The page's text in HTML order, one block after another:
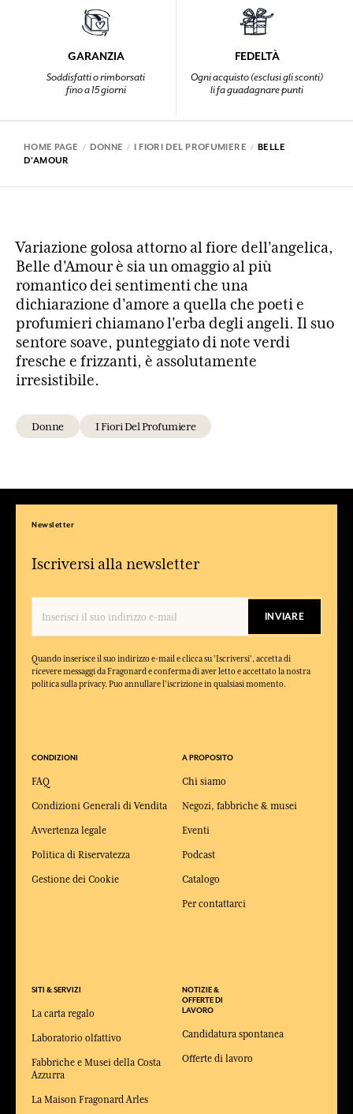
GARANZIA
Soddisfatti o rimborsati
fino a 15 giorni
FEDELTÀ
Ogni acquisto (esclusi gli sconti)
li fa guadagnare punti
HOME PAGE DONNE I FIORI DEL PROFUMIERE
BELLE
D'AMOUR
Variazione golosa attorno al fiore dell'angelica,
Belle d'Amour è sia un omaggio al più
romantico dei sentimenti che una
dichiarazione d'amore a quella che poeti e
profumieri chiamano l'erba degli angeli. Il suo
sentore soave, punteggiato di note verdi
fresche e frizzanti, è assolutamente
irresistibile.
Donne I Fiori Del Profumiere
Newsletter
Iscriversi alla newsletter
INVIARE
Quando inserisce il suo indirizzo e-mail e clicca su 'Iscriversi', accetta di
ricevere messaggi da Fragonard e conferma di aver letto e accettato la nostra
politica sulla privacy. Puo annullare l'iscrizione in qualsiasi momento.
CONDIZIONI
FAQ
Condizioni Generali di Vendita
Avvertenza legale
Politica di Riservatezza
Gestione dei Cookie
SITI & SERVIZI
La carta regalo
Laboratorio olfattivo
Fabbriche e Musei della Costa
Azzurra
La Maison Fragonard Arles
A PROPOSITO
Chi siamo
Negozi, fabbriche & musei
Eventi
Podcast
Catalogo
Per contattarci
NOTIZIE &
OFFERTE DI
LAVORO
Candidatura spontanea
Offerte di lavoro